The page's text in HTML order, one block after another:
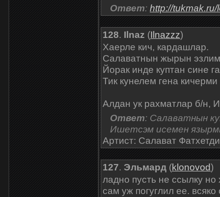
Ответ: http://
128. Ilnaz (Ilnazzz)
Хаерле кич, кардашлар.
Салаватнын жырын
Йорак инде куптан сине
Тик кунелем гена кичерми
Алдан ук рахматлар б/н,
Ответ: Салаватнын
Ишетсэм исемен
Артист: Салават
127. Эльмард (klonovod)
ладно пусть не ссылку но
сам уж погуглил ее.